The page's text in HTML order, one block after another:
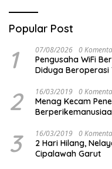
Popular Post
1 07/08/2026 0
Pengusaha WiFi
Diduga Beroperasi
2 16/03/2019 0
Menag Kecam
3 16/03/2019 0
2 Hari Hilang,
Cipalawah Garut